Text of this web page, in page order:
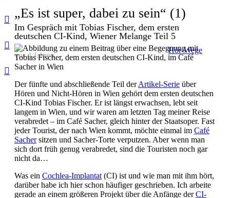
„Es ist super, dabei zu sein“ (1)
Im Gespräch mit Tobias Fischer, dem ersten
deutschen CI-Kind, Wiener Melange Teil 5
vor 4 Jahren
Hör-Wege
Der fünfte und abschließende Teil derArtikel-Serie über
Hören und Nicht-Hören in Wien gehört dem ersten deutschen
CI-Kind Tobias Fischer. Er ist längst erwachsen, lebt seit
langem in Wien, und wir waren am letzten Tag meiner Reise
verabredet – im Café Sacher, gleich hinter der Staatsoper. Fast
jeder Tourist, der nach Wien kommt, möchte einmal im Café
Sachersitzen und Sacher-Torte verputzen. Aber wenn man
sich dort früh genug verabredet, sind die Touristen noch gar
nicht da…
Was ein Cochlea-Implantat (CI) ist und wie man mit ihm hört,
darüber habe ich hier schon häufiger geschrieben. Ich arbeite
gerade an einem größeren Projekt über die Anfänge derCI-